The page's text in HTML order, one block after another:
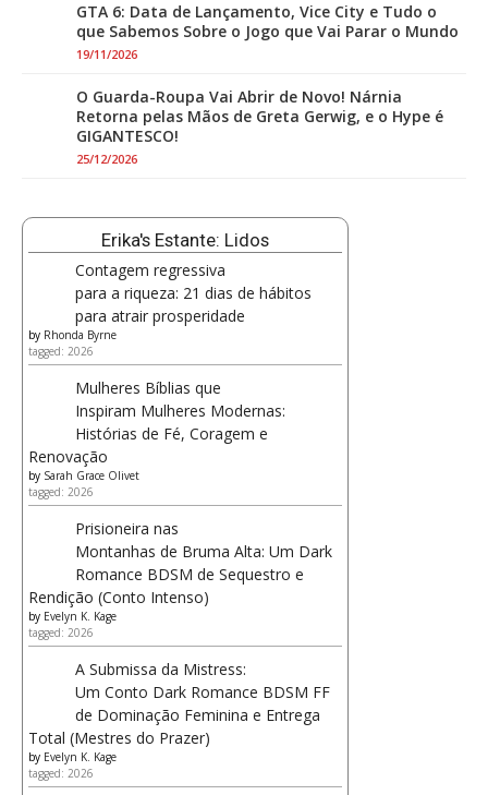
GTA 6: Data de Lançamento, Vice City e Tudo o
que Sabemos Sobre o Jogo que Vai Parar o Mundo
19/11/2026
O Guarda-Roupa Vai Abrir de Novo! Nárnia
Retorna pelas Mãos de Greta Gerwig, e o Hype é
GIGANTESCO!
25/12/2026
Erika's Estante: Lidos
Contagem regressiva
para a riqueza: 21 dias de hábitos
para atrair prosperidade
by Rhonda Byrne
tagged: 2026
Mulheres Bíblias que
Inspiram Mulheres Modernas:
Histórias de Fé, Coragem e
Renovação
by Sarah Grace Olivet
tagged: 2026
Prisioneira nas
Montanhas de Bruma Alta: Um Dark
Romance BDSM de Sequestro e
Rendição (Conto Intenso)
by Evelyn K. Kage
tagged: 2026
A Submissa da Mistress:
Um Conto Dark Romance BDSM FF
de Dominação Feminina e Entrega
Total (Mestres do Prazer)
by Evelyn K. Kage
tagged: 2026